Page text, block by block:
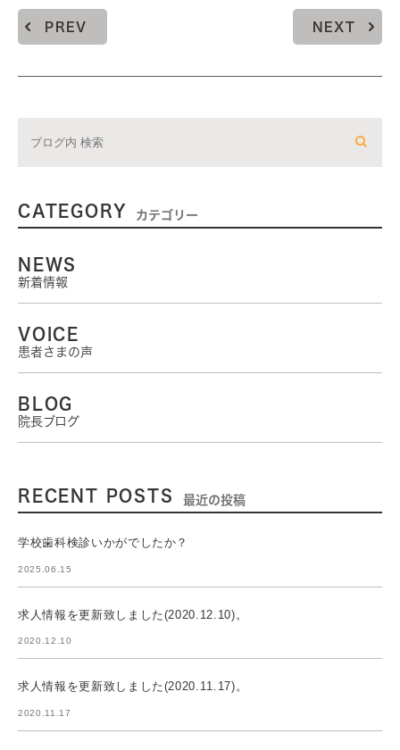
PREV NEXT
CATEGORY カテゴリー
NEWS
新着情報
VOICE
患者さまの声
BLOG
院長ブログ
RECENT POSTS 最近の投稿
学校歯科検診いかがでしたか？
2025.06.15
求人情報を更新致しました(2020.12.10)。
2020.12.10
求人情報を更新致しました(2020.11.17)。
2020.11.17